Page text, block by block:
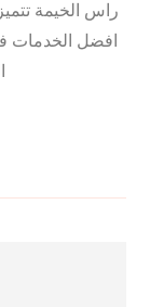
راس الخيمة
افضل الخدمات